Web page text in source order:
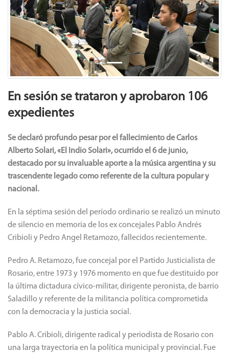
Previous Next
En sesión se trataron y aprobaron 106
expedientes
Se declaró profundo pesar por el fallecimiento de Carlos
Alberto Solari, «El Indio Solari», ocurrido el 6 de junio,
destacado por su invaluable aporte a la música argentina y su
trascendente legado como referente de la cultura popular y
nacional.
En la séptima sesión del período ordinario se realizó un minuto
de silencio en memoria de los ex concejales Pablo Andrés
Cribioli y Pedro Angel Retamozo, fallecidos recientemente.
Pedro A. Retamozo, fue concejal por el Partido Justicialista de
Rosario, entre 1973 y 1976 momento en que fue destituido por
la última dictadura cívico-militar, dirigente peronista, de barrio
Saladillo y referente de la militancia política comprometida
con la democracia y la justicia social.
Pablo A. Cribioli, dirigente radical y periodista de Rosario con
una larga trayectoria en la política municipal y provincial. Fue